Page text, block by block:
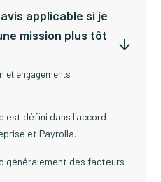
applicable si je
mission plus tôt
et engagements
est défini dans l'accord
et Payrolla.
généralement des facteurs